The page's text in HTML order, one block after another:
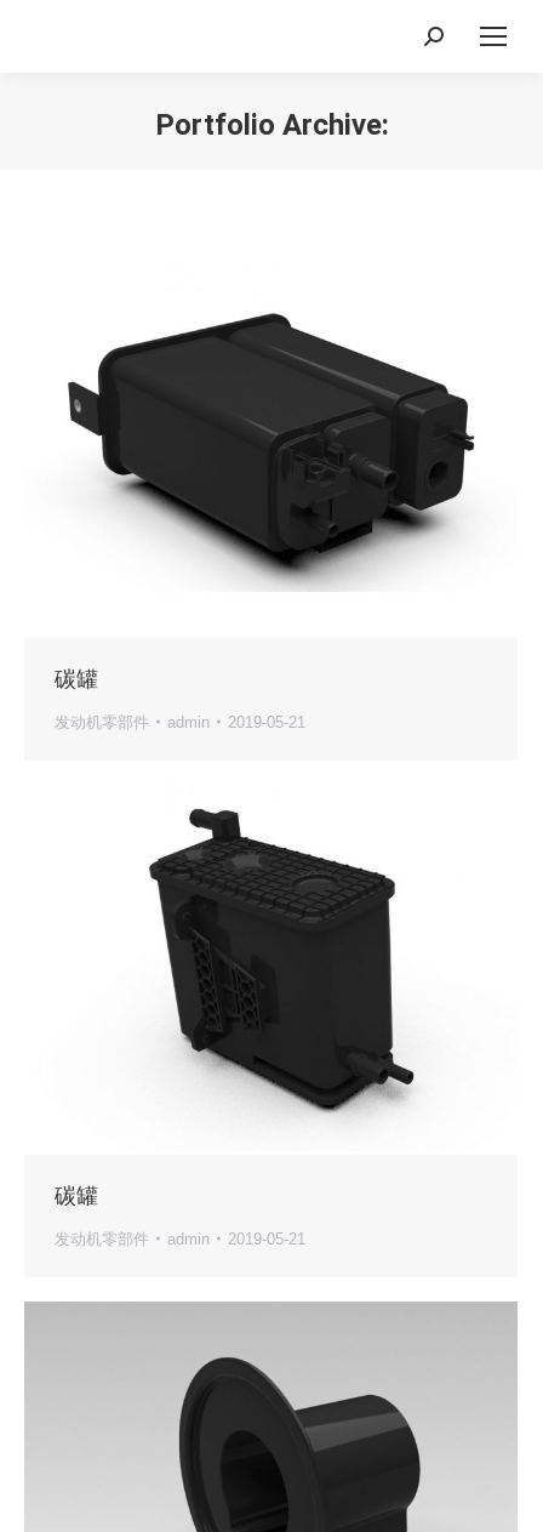
Search:
Portfolio Archive:
碳罐
发动机零部件 admin 2019-05-21
碳罐
发动机零部件 admin 2019-05-21